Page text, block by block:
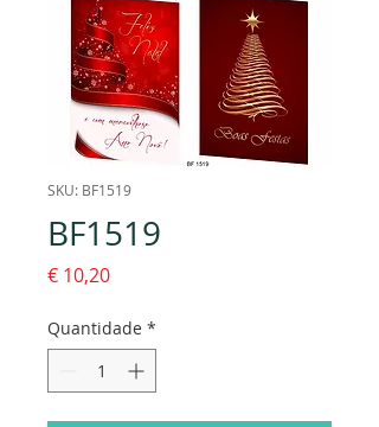
SKU: BF1519
BF1519
€ 10,20Preço
Quantidade *